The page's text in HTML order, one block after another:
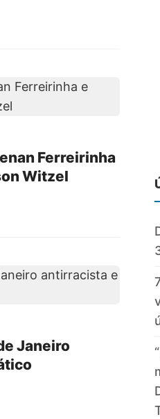
Ferreirinha
Witzel
Janeiro